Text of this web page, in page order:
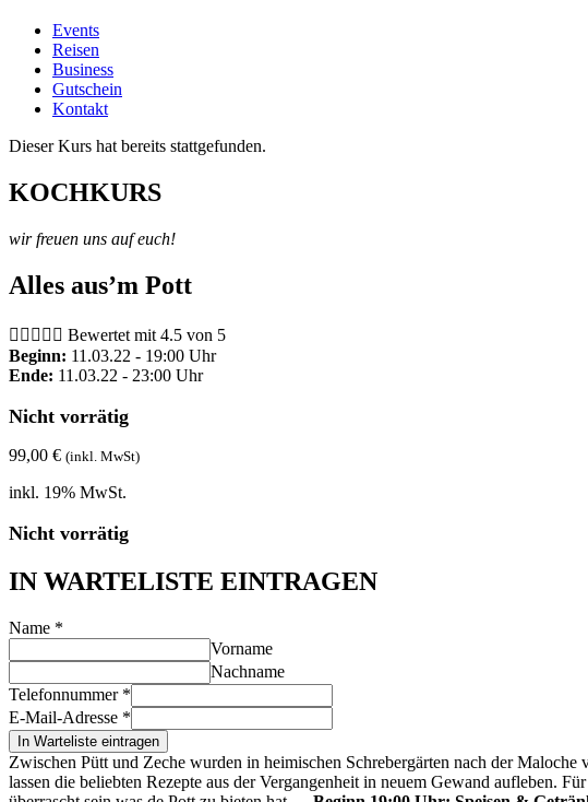
Events
Reisen
Business
Gutschein
Kontakt
Dieser Kurs hat bereits stattgefunden.
KOCHKURS
wir freuen uns auf euch!
Alles aus’m Pott
     Bewertet mit 4.5 von 5
Beginn: 11.03.22 - 19:00 Uhr
Ende: 11.03.22 - 23:00 Uhr
Nicht vorrätig
99,00 € (inkl. MwSt)
inkl. 19% MwSt.
Nicht vorrätig
IN WARTELISTE EINTRAGEN
Name *
Vorname
Nachname
Telefonnummer *
E-Mail-Adresse *
In Warteliste eintragen
Zwischen Pütt und Zeche wurden in heimischen Schrebergärten nach der
lassen die beliebten Rezepte aus der Vergangenheit in neuem Gewand aufleben.